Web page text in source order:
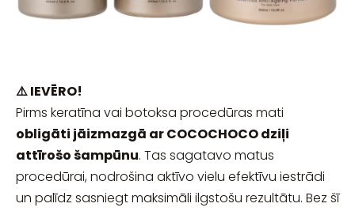
⚠️ IEVĒRO!
Pirms keratīna vai botoksa procedūras mati
obligāti jāizmazgā ar COCOCHOCO dziļi
attīrošo šampūnu. Tas sagatavo matus
procedūrai, nodrošina aktīvo vielu efektīvu iestrādi
un palīdz sasniegt maksimāli ilgstošu rezultātu. Bez šī